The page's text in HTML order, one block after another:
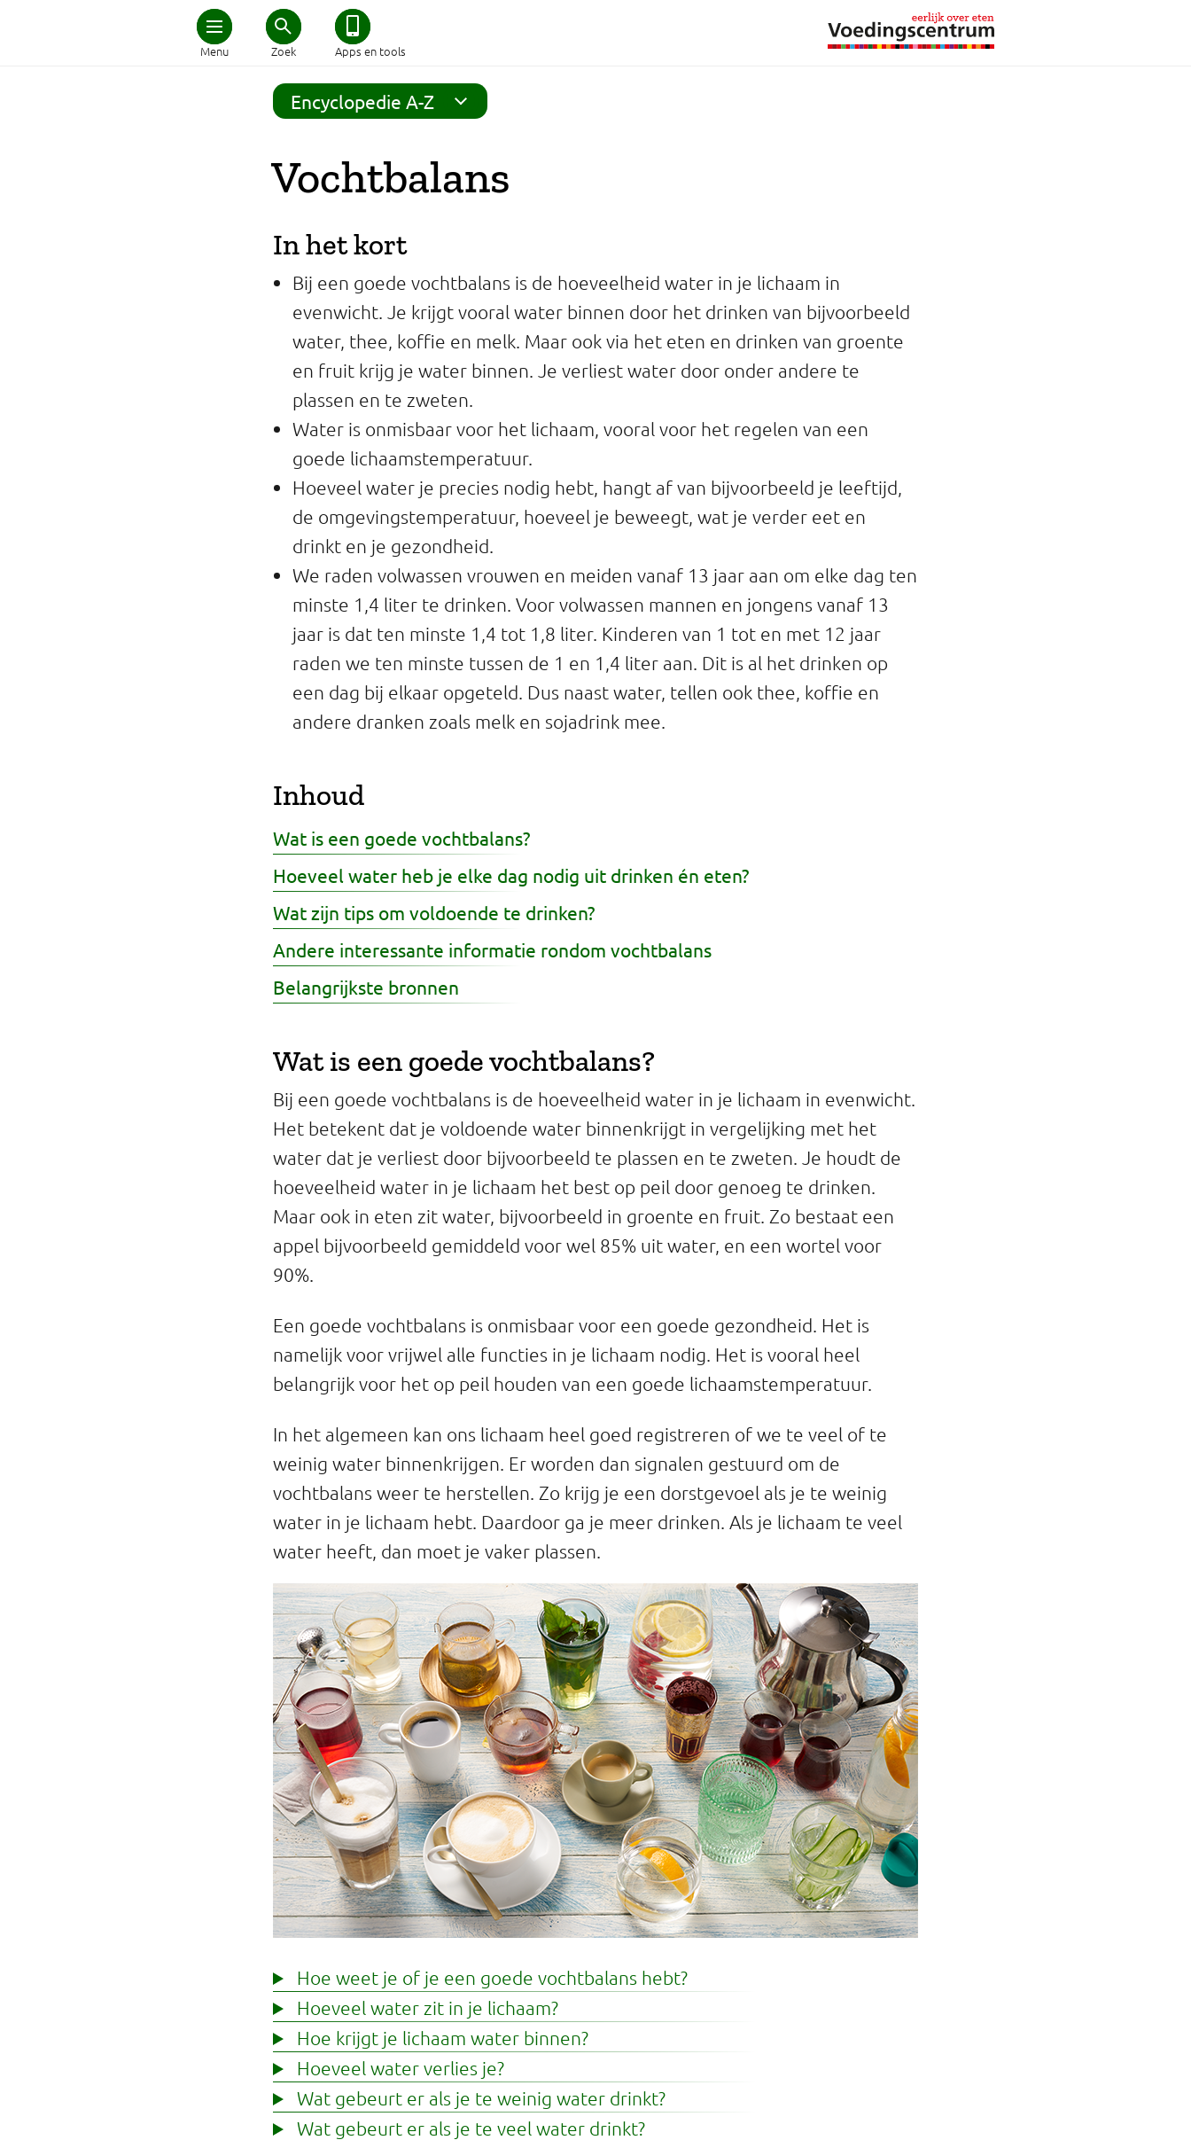
Menu Zoek Apps en tools
Home
Schijf van Vijf
Zwanger en kind
Duurzaam eten
Veilig eten
Professionals
Eetomgevingen
Encyclopedie A-Z
Vochtbalans
In het kort
Bij een goede vochtbalans is de hoeveelheid water in je lichaam in
evenwicht. Je krijgt vooral water binnen door het drinken van bijvoorbeeld
water, thee, koffie en melk. Maar ook via het eten en drinken van groente
en fruit krijg je water binnen. Je verliest water door onder andere te
plassen en te zweten.
Water is onmisbaar voor het lichaam, vooral voor het regelen van een
goede lichaamstemperatuur.
Hoeveel water je precies nodig hebt, hangt af van bijvoorbeeld je leeftijd,
de omgevingstemperatuur, hoeveel je beweegt, wat je verder eet en
drinkt en je gezondheid.
We raden volwassen vrouwen en meiden vanaf 13 jaar aan om elke dag ten
minste 1,4 liter te drinken. Voor volwassen mannen en jongens vanaf 13
jaar is dat ten minste 1,4 tot 1,8 liter. Kinderen van 1 tot en met 12 jaar
raden we ten minste tussen de 1 en 1,4 liter aan. Dit is al het drinken op
een dag bij elkaar opgeteld. Dus naast water, tellen ook thee, koffie en
andere dranken zoals melk en sojadrink mee.
Inhoud
Wat is een goede vochtbalans?
Hoeveel water heb je elke dag nodig uit drinken én eten?
Wat zijn tips om voldoende te drinken?
Andere interessante informatie rondom vochtbalans
Belangrijkste bronnen
Wat is een goede vochtbalans?
Bij een goede vochtbalans is de hoeveelheid water in je lichaam in evenwicht.
Het betekent dat je voldoende water binnenkrijgt in vergelijking met het
water dat je verliest door bijvoorbeeld te plassen en te zweten. Je houdt de
hoeveelheid water in je lichaam het best op peil door genoeg te drinken.
Maar ook in eten zit water, bijvoorbeeld in groente en fruit. Zo bestaat een
appel bijvoorbeeld gemiddeld voor wel 85% uit water, en een wortel voor
90%.
Een goede vochtbalans is onmisbaar voor een goede gezondheid. Het is
namelijk voor vrijwel alle functies in je lichaam nodig. Het is vooral heel
belangrijk voor het op peil houden van een goede lichaamstemperatuur.
In het algemeen kan ons lichaam heel goed registreren of we te veel of te
weinig water binnenkrijgen. Er worden dan signalen gestuurd om de
vochtbalans weer te herstellen. Zo krijg je een dorstgevoel als je te weinig
water in je lichaam hebt. Daardoor ga je meer drinken. Als je lichaam te veel
water heeft, dan moet je vaker plassen.
Hoe weet je of je een goede vochtbalans hebt?
Hoeveel water zit in je lichaam?
Hoe krijgt je lichaam water binnen?
Hoeveel water verlies je?
Wat gebeurt er als je te weinig water drinkt?
Wat gebeurt er als je te veel water drinkt?